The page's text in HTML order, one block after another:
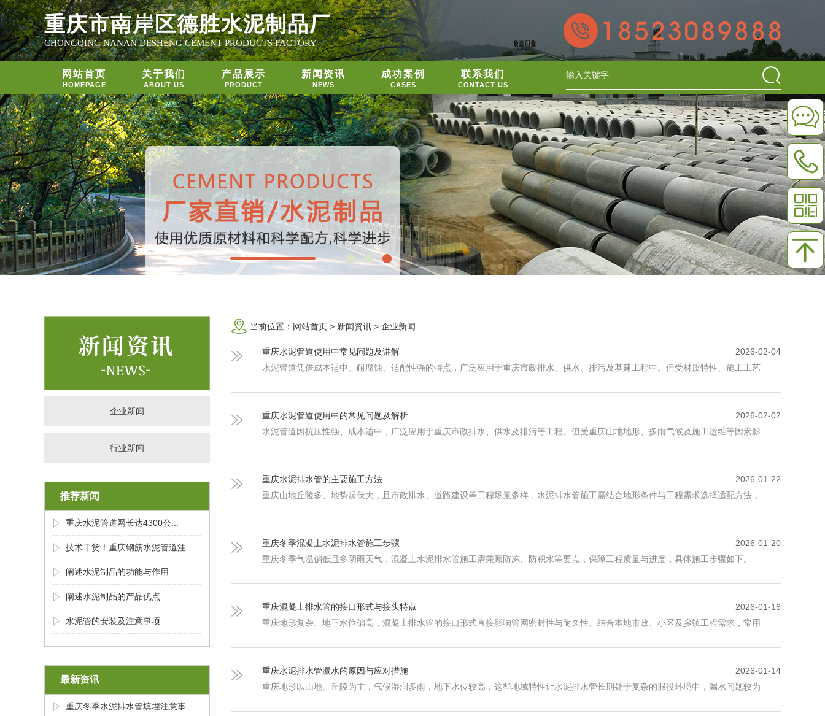
重庆市南岸区德胜水泥制品厂
CHONGQING NANAN DESHENG CEMENT PRODUCTS FACTORY
网站首页
HOMEPAGE
关于我们
ABOUT US
产品展示
PRODUCT
新闻资讯
NEWS
成功案例
CASES
联系我们
CONTACT US
企业新闻
行业新闻
推荐新闻
重庆水泥管道网长达4300公...
技术干货！重庆钢筋水泥管道注...
阐述水泥制品的功能与作用
阐述水泥制品的产品优点
水泥管的安装及注意事项
最新资讯
重庆冬季水泥排水管填埋注意事...
当前位置： 网站首页 > 新闻资讯 > 企业新闻
重庆水泥管道使用中常见问题及讲解
2026-02-04
水泥管道凭借成本适中、耐腐蚀、适配性强的特点，广泛应用于重庆市政排水、供水、排污及基建工程中。但受材质特性、施工工艺
重庆水泥管道使用中的常见问题及解析
2026-02-02
水泥管道因抗压性强、成本适中，广泛应用于重庆市政排水、供水及排污等工程。但受重庆山地地形、多雨气候及施工运维等因素影
重庆水泥排水管的主要施工方法
2026-01-22
重庆山地丘陵多、地势起伏大，且市政排水、道路建设等工程场景多样，水泥排水管施工需结合地形条件与工程需求选择适配方法，
重庆冬季混凝土水泥排水管施工步骤
2026-01-20
重庆冬季气温偏低且多阴雨天气，混凝土水泥排水管施工需兼顾防冻、防积水等要点，保障工程质量与进度，具体施工步骤如下。
重庆混凝土排水管的接口形式与接头特点
2026-01-16
重庆地形复杂、地下水位偏高，混凝土排水管的接口形式直接影响管网密封性与耐久性。结合本地市政、小区及乡镇工程需求，常用
重庆水泥排水管漏水的原因与应对措施
2026-01-14
重庆地形以山地、丘陵为主，气候湿润多雨，地下水位较高，这些地域特性让水泥排水管长期处于复杂的服役环境中，漏水问题较为